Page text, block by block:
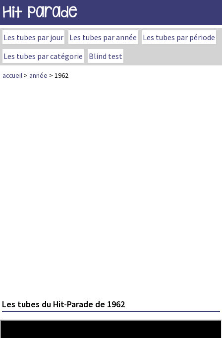
Hit Parade
Les tubes par jour Les tubes par année
Les tubes par période
Les tubes par catégorie
Blind test
accueil > année > 1962
Les tubes du Hit-Parade de 1962